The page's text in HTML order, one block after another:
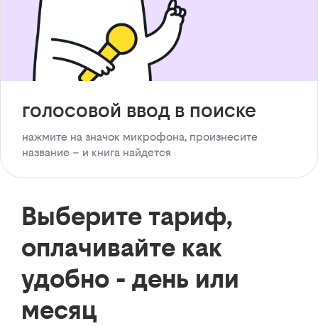
голосовой ввод в поиске
нажмите на значок микрофона, произнесите
название – и книга найдется
Выберите тариф,
оплачивайте как
удобно - день или
месяц